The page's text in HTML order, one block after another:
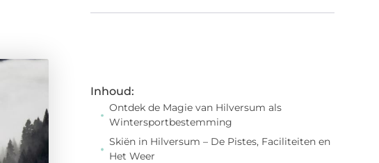
Inhoud:
Ontdek de Magie van Hilversum als
Wintersportbestemming
Skiën in Hilversum – De Pistes, Faciliteiten en
Het Weer